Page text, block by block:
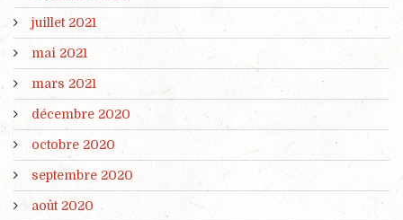
juillet 2021
mai 2021
mars 2021
décembre 2020
octobre 2020
septembre 2020
août 2020